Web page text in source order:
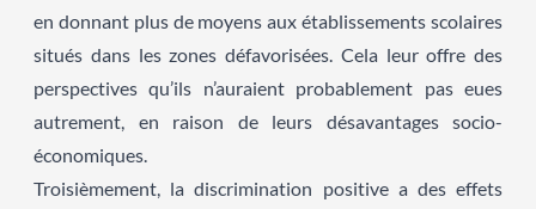
en donnant plus de moyens aux établissements scolaires
situés dans les zones défavorisées. Cela leur offre des
perspectives qu’ils n’auraient probablement pas eues
autrement, en raison de leurs désavantages socio-
économiques.
Troisièmement, la discrimination positive a des effets